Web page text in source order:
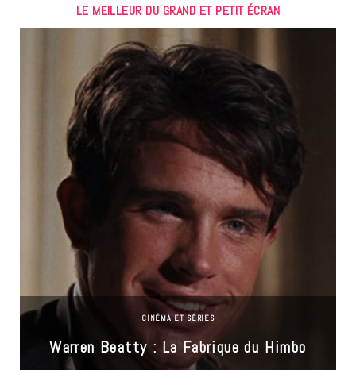
LE MEILLEUR DU GRAND ET PETIT ÉCRAN
CINÉMA ET SÉRIES
Warren Beatty : La Fabrique du Himbo